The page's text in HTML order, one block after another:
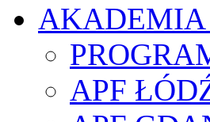
AKADEMIA
APF